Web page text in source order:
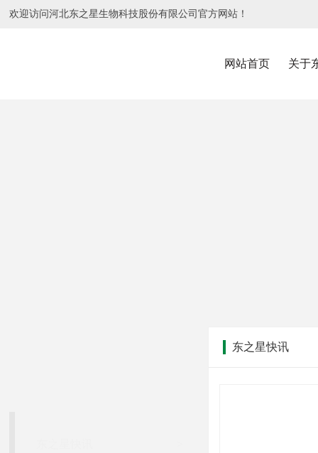
欢迎访问河北东之星生物科技股份有限公司官方网站！
网站首页 关于
东之星快讯